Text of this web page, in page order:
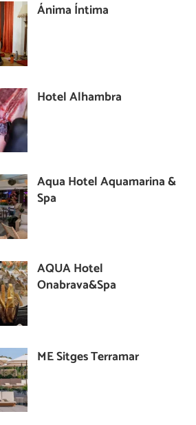
Ánima Íntima
Hotel Alhambra
Aqua Hotel Aquamarina &
Spa
AQUA Hotel
Onabrava&Spa
ME Sitges Terramar